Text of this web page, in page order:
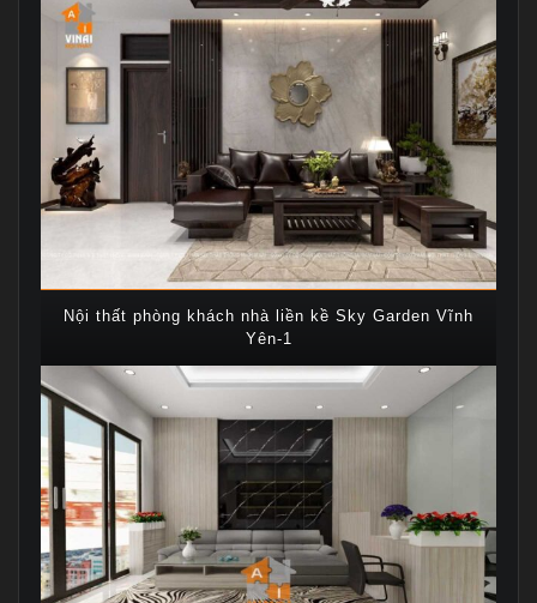
Nội thất phòng khách nhà liền kề Sky Garden Vĩnh
Yên-1